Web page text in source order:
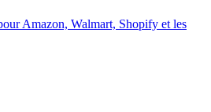
Amazon, Walmart, Shopify et les